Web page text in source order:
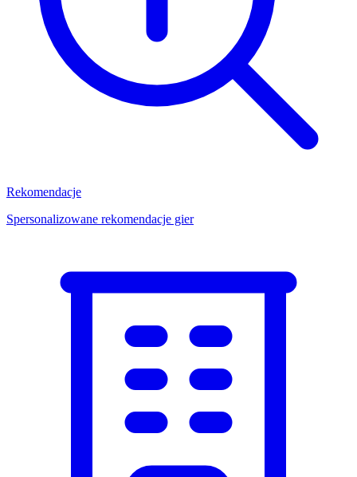
Rekomendacje
Spersonalizowane rekomendacje gier